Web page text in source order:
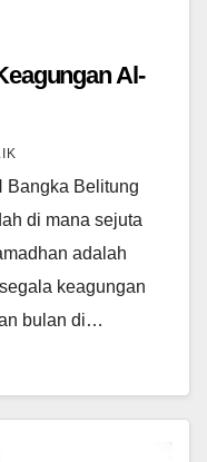
Al-
Bangka Belitung
di mana sejuta
adalah
keagungan
bulan di…